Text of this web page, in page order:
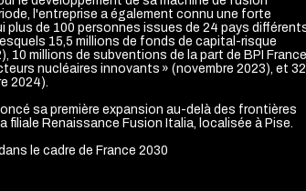
l'entreprise a également connu une forte
plus de 100 personnes issues de 24 pays
15,5 millions de fonds de capital-risque
10 millions de subventions de la part de BPI France
nucléaires innovants » (novembre 2023), et 32
2024).
sa première expansion au-delà des frontières
filiale Renaissance Fusion Italia, localisée à Pise.
le cadre de France 2030